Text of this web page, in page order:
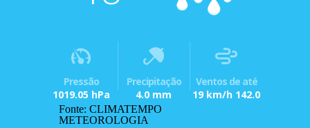
Pressão
1019.05 hPa
Precipitação
4.0 mm
Ventos de até
19 km/h 142.0
Fonte: CLIMATEMPO
METEOROLOGIA